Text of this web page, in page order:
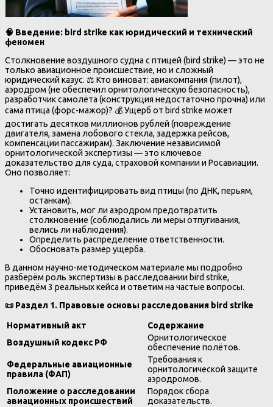
🧠 Введение: bird strike как юридический и технический
феномен
Столкновение воздушного судна с птицей (bird strike) — это не
только авиационное происшествие, но и сложный
юридический казус. ⚖️ Кто виноват: авиакомпания (пилот),
аэродром (не обеспечил орнитологическую безопасность),
разработчик самолёта (конструкция недостаточно прочна) или
сама птица (форс-мажор)? 💰 Ущерб от bird strike может
достигать десятков миллионов рублей (повреждение
двигателя, замена лобового стекла, задержка рейсов,
компенсации пассажирам). Заключение независимой
орнитологической экспертизы — это ключевое
доказательство для суда, страховой компании и Росавиации.
Оно позволяет:
Точно идентифицировать вид птицы (по ДНК, перьям,
останкам).
Установить, мог ли аэродром предотвратить
столкновение (соблюдались ли меры отпугивания,
велись ли наблюдения).
Определить распределение ответственности.
Обосновать размер ущерба.
В данном научно-методическом материале мы подробно
разберём роль экспертизы в расследовании bird strike,
приведём 3 реальных кейса и ответим на частые вопросы.
📜 Раздел 1. Правовые основы расследования bird strike
Нормативный акт
Содержание
Воздушный кодекс РФ
Орнитологическое
обеспечение полётов.
Федеральные авиационные
правила (ФАП)
Требования к
орнитологической защите
аэродромов.
Положение о расследовании
авиационных происшествий
Порядок сбора
доказательств.